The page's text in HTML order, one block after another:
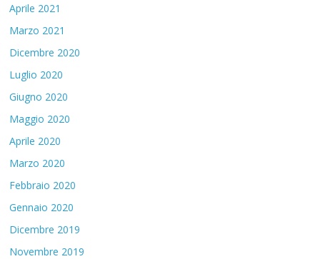
Aprile 2021
Marzo 2021
Dicembre 2020
Luglio 2020
Giugno 2020
Maggio 2020
Aprile 2020
Marzo 2020
Febbraio 2020
Gennaio 2020
Dicembre 2019
Novembre 2019